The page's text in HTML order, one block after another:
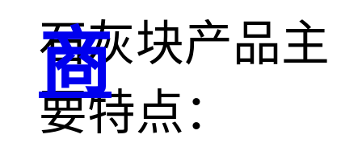
石灰块产品主
要特点：
商